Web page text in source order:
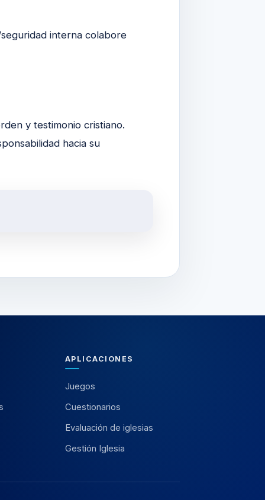
interna colabore
y testimonio cristiano.
hacia su
APLICACIONES
Juegos
Cuestionarios
Evaluación de iglesias
Gestión Iglesia